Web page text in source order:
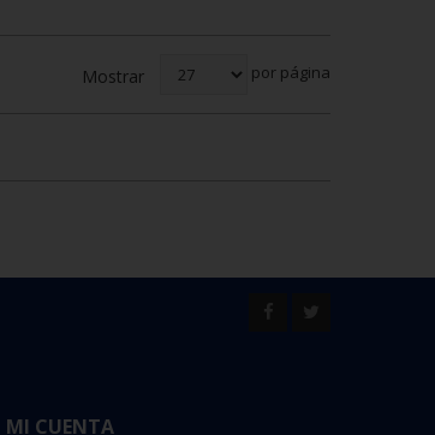
Mostrar por página
MI CUENTA